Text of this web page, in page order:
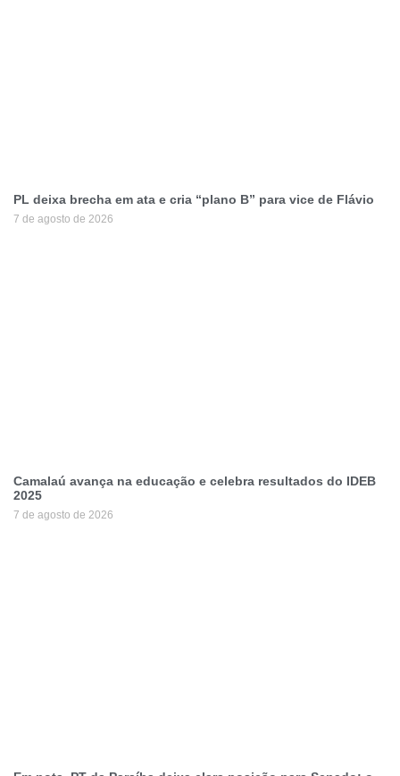
PL deixa brecha em ata e cria “plano B” para vice de Flávio
7 de agosto de 2026
Camalaú avança na educação e celebra resultados do IDEB
2025
7 de agosto de 2026